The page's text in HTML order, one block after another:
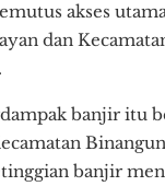
akses
dan
banjir itu
banjir